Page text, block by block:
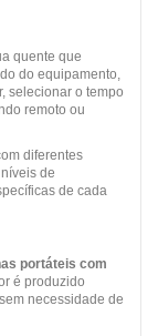
quente que
do equipamento,
selecionar o tempo
remoto ou
diferentes
de
de cada
portáteis com
é produzido
necessidade de